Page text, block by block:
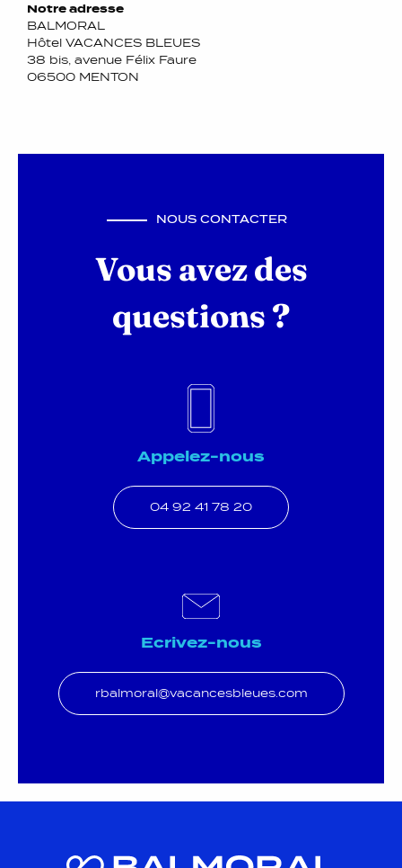
Notre adresse
BALMORAL
Hôtel VACANCES BLEUES
38 bis, avenue Félix Faure
06500 MENTON
NOUS CONTACTER
Vous avez des
questions ?
Appelez-nous
04 92 41 78 20
Ecrivez-nous
rbalmoral@vacancesbleues.com